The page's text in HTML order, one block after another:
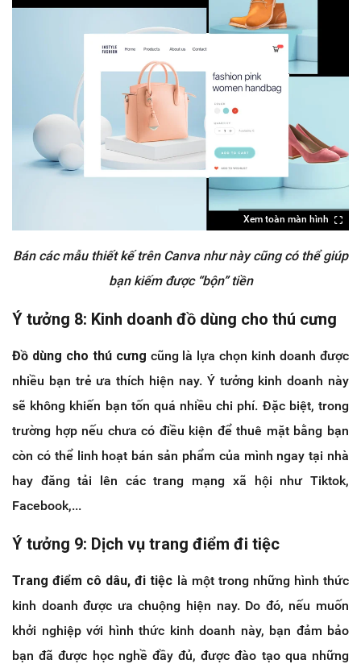
Xem toàn màn hình
Bán các mẫu thiết kế trên Canva như này cũng có thể giúp
bạn kiếm được “bộn” tiền
Ý tưởng 8: Kinh doanh đồ dùng cho thú cưng
Đồ dùng cho thú cưng cũng là lựa chọn kinh doanh được
nhiều bạn trẻ ưa thích hiện nay. Ý tưởng kinh doanh này
sẽ không khiến bạn tốn quá nhiều chi phí. Đặc biệt, trong
trường hợp nếu chưa có điều kiện để thuê mặt bằng bạn
còn có thể linh hoạt bán sản phẩm của mình ngay tại nhà
hay đăng tải lên các trang mạng xã hội như Tiktok,
Facebook,...
Ý tưởng 9: Dịch vụ trang điểm đi tiệc
Trang điểm cô dâu, đi tiệc là một trong những hình thức
kinh doanh được ưa chuộng hiện nay. Do đó, nếu muốn
khởi nghiệp với hình thức kinh doanh này, bạn đảm bảo
bạn đã được học nghề đầy đủ, được đào tạo qua những